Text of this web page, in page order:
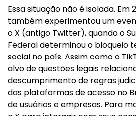
Essa situação não é isolada. Em
também experimentou um
o X (antigo Twitter), quando o
Federal determinou o bloqueio
social no país. Assim como o
alvo de questões legais
descumprimento de regras
das plataformas de acesso no
de usuários e empresas. Para